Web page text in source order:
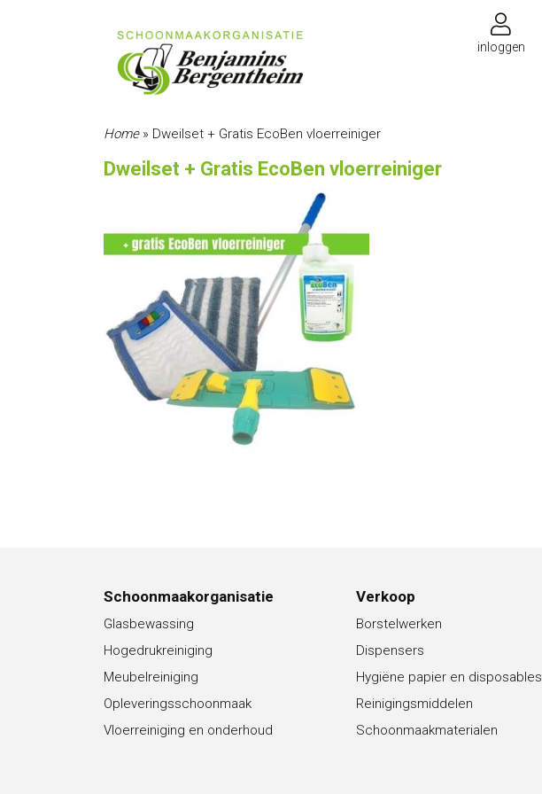
inloggen
Home» Dweilset + Gratis EcoBen vloerreiniger
Dweilset + Gratis EcoBen vloerreiniger
Schoonmaakorganisatie
Glasbewassing
Hogedrukreiniging
Meubelreiniging
Opleveringsschoonmaak
Vloerreiniging en onderhoud
Verkoop
Borstelwerken
Dispensers
Hygiëne papier en disposables
Reinigingsmiddelen
Schoonmaakmaterialen